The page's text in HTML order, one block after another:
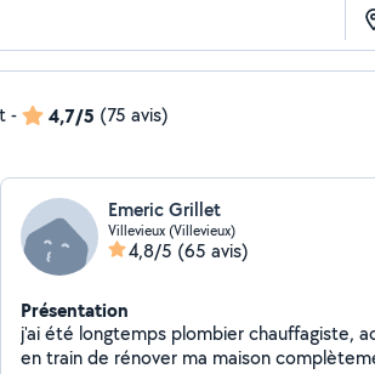
- 4,7/5 (75 avis)
Emeric Grillet
Villevieux (Villevieux)
4,8/5 (65 avis)
Présentation
j'ai été longtemps plombier chauffagiste,
en train de rénover ma maison